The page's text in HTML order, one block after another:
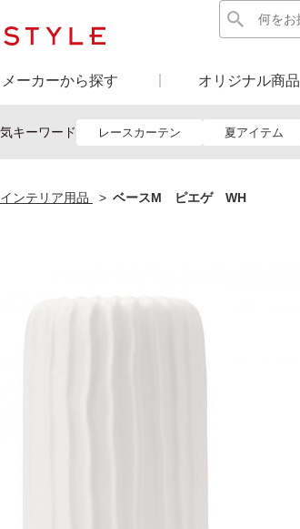
メーカーから探す オリジナル商品
キーワード レースカーテン 夏アイテム
インテリア用品 ベースM ピエゲ WH